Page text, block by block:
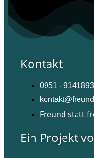
Kontakt
0951 -
Freund statt
Ein Projekt